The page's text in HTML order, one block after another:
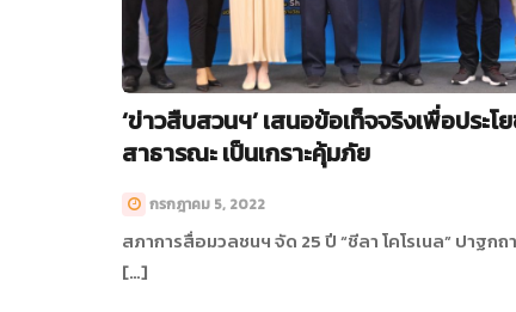
‘ข่าวสืบสวนฯ’ เสนอข้อเท็จจริงเพื่อประโ
สาธารณะ เป็นเกราะคุ้มภัย
กรกฎาคม 5, 2022
สภาการสื่อมวลชนฯ จัด 25 ปี “ชีลา โคโรเนล” ปาฐกถ
[…]